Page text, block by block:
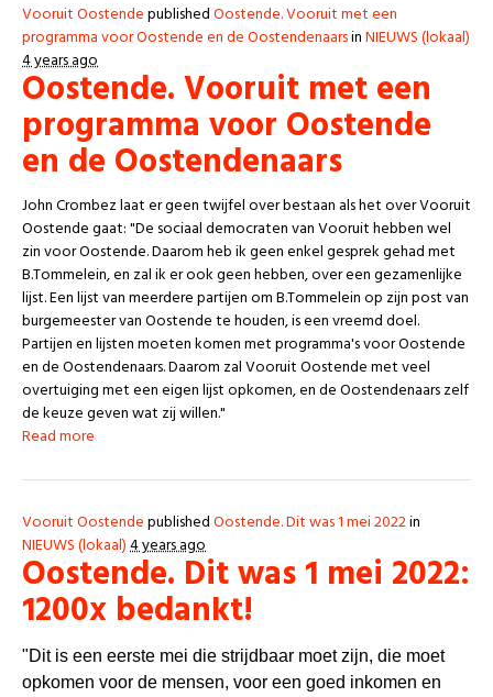
Vooruit OostendepublishedOostende. Vooruit met een
programma voor Oostende en de OostendenaarsinNIEUWS (lokaal)
4 years ago
Oostende. Vooruit met een
programma voor Oostende
en de Oostendenaars
John Crombez laat er geen twijfel over bestaan als het over Vooruit
Oostende gaat: "De sociaal democraten van Vooruit hebben wel
zin voor Oostende. Daarom heb ik geen enkel gesprek gehad met
B.Tommelein, en zal ik er ook geen hebben, over een gezamenlijke
lijst. Een lijst van meerdere partijen om B.Tommelein op zijn post van
burgemeester van Oostende te houden, is een vreemd doel.
Partijen en lijsten moeten komen met programma's voor Oostende
en de Oostendenaars. Daarom zal Vooruit Oostende met veel
overtuiging met een eigen lijst opkomen, en de Oostendenaars zelf
de keuze geven wat zij willen."
Read more
Vooruit OostendepublishedOostende. Dit was 1 mei 2022in
NIEUWS (lokaal)4 years ago
Oostende. Dit was 1 mei 2022:
1200x bedankt!
"Dit is een eerste mei die strijdbaar moet zijn, die moet
opkomen voor de mensen, voor een goed inkomen en